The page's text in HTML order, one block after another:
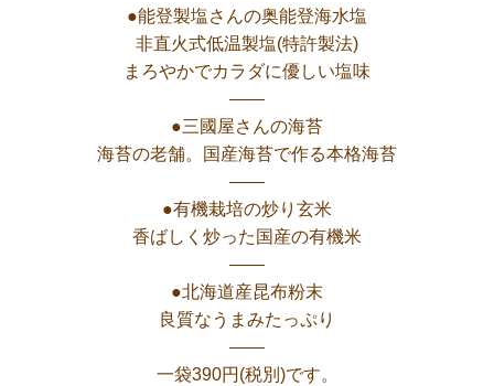
●能登製塩さんの奥能登海水塩
非直火式低温製塩(特許製法)
まろやかでカラダに優しい塩味
——
●三國屋さんの海苔
海苔の老舗。国産海苔で作る本格海苔
——
●有機栽培の炒り玄米
香ばしく炒った国産の有機米
——
●北海道産昆布粉末
良質なうまみたっぷり
——
一袋390円(税別)です。